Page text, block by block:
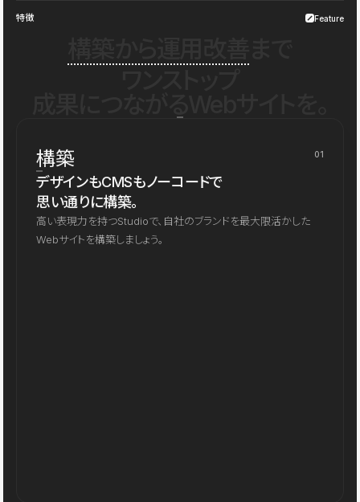
特徴 Feature
構築 01
デザインもCMSもノーコードで
思い通りに構築。
高い表現力を持つStudioで、自社のブランドを最大限活かした
Webサイトを構築しましょう。